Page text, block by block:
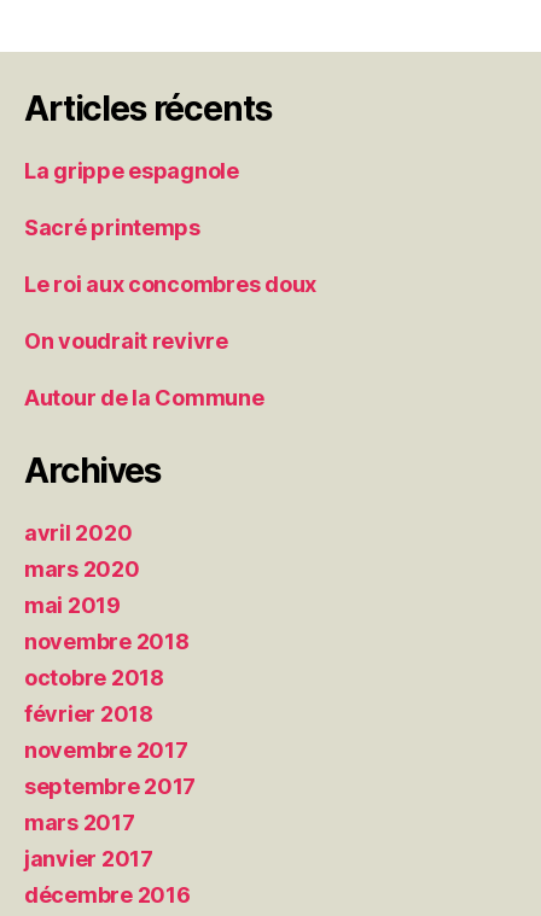
Articles récents
La grippe espagnole
Sacré printemps
Le roi aux concombres doux
On voudrait revivre
Autour de la Commune
Archives
avril 2020
mars 2020
mai 2019
novembre 2018
octobre 2018
février 2018
novembre 2017
septembre 2017
mars 2017
janvier 2017
décembre 2016